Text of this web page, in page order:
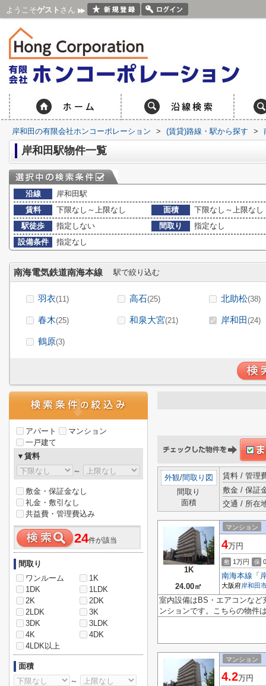
ようこそゲスト さん
岸和田の有限会社ホンコーポレーション > (賃貸)路線・駅から探す >
岸和田駅物件一覧
沿線
岸和田駅
賃料
下限なし～上限なし 面積
下限なし～上限なし
駅徒歩
指定しない 間取り
指定なし
設備条件
指定なし
南海電気鉄道南海本線 駅で絞り込む
羽衣(11) 高石(25) 北助松(38)
春木(25) 和泉大宮(21) 岸和田(24)
鶴原(3)
外観/間取り図
間取り
面積
賃料 / 管理
敷金 / 保証
交通 / 所在
1K
24.00㎡
マンション
4万円
敷 1万円 保
南海本線 「
大阪府岸和田
室内設備はBS・エアコンなど
ンションです。こちらの物件
マンション
4.2万円
アパート
マンション
一戸建て
▼賃料
～
敷金・保証金なし
礼金・敷引なし
共益費・管理費込み
24件が該当
間取り
ワンルーム
1K
1DK
1LDK
2K
2DK
2LDK
3K
3DK
3LDK
4K
4DK
4LDK以上
面積
～